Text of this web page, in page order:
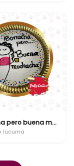
Borracha pero buena muchacha
lúcuma